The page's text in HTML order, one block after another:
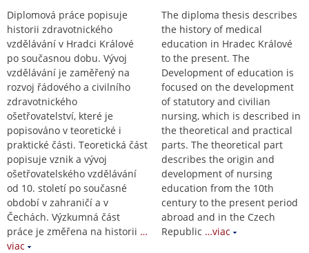
Diplomová práce popisuje
historii zdravotnického
vzdělávání v Hradci Králové
po současnou dobu. Vývoj
vzdělávání je zaměřený na
rozvoj řádového a civilního
zdravotnického
ošetřovatelství, které je
popisováno v teoretické i
praktické části. Teoretická část
popisuje vznik a vývoj
ošetřovatelského vzdělávání
od 10. století po současné
období v zahraničí a v
Čechách. Výzkumná část
práce je změřena na historii …
viac
The diploma thesis describes
the history of medical
education in Hradec Králové
to the present. The
Development of education is
focused on the development
of statutory and civilian
nursing, which is described in
the theoretical and practical
parts. The theoretical part
describes the origin and
development of nursing
education from the 10th
century to the present period
abroad and in the Czech
Republic …viac